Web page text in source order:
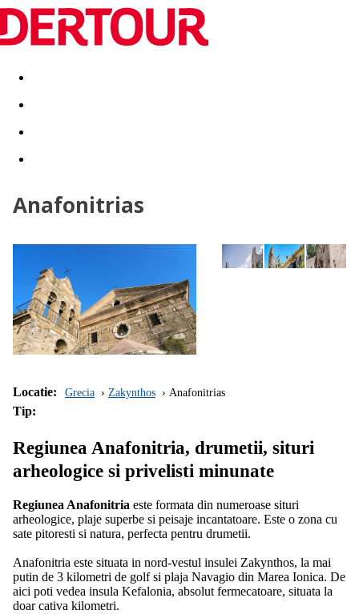
Destinatii Vacanta perfecta OFERTE DE NERATAT
Anafonitrias
Locatie: Grecia Zakynthos Anafonitrias
Tip:
Regiunea Anafonitria, drumetii, situri
arheologice si privelisti minunate
Regiunea Anafonitria este formata din numeroase situri
arheologice, plaje superbe si peisaje incantatoare. Este o zona cu
sate pitoresti si natura, perfecta pentru drumetii.
Anafonitria este situata in nord-vestul insulei Zakynthos, la mai
putin de 3 kilometri de golf si plaja Navagio din Marea Ionica. De
aici poti vedea insula Kefalonia, absolut fermecatoare, situata la
doar cativa kilometri.